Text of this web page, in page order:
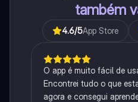
também
4.6/5App Store
O app é muito fácil de
Encontrei tudo o que
agora e consegui